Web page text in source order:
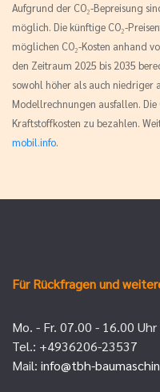
Aufgrund der CO₂-Bepreisung
möglich. Die künftige CO₂-
möglichen CO₂-Kosten anhand
den Zeitraum 2025 bis 2035
sowohl höher als auch niedriger
Modellrechnungen ausfallen. Die
Kraftstoffkosten zu bezahlen.
mobil.info.
Für Rückfragen und
Mo. - Fr. 07.00 - 16.00 Uhr
Tel.: +4936206-23537
Mail: info@tbh-